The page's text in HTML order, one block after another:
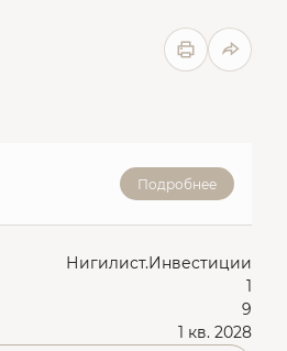
Подробнее
Нигилист.Инвестиции
1
9
1 кв. 2028